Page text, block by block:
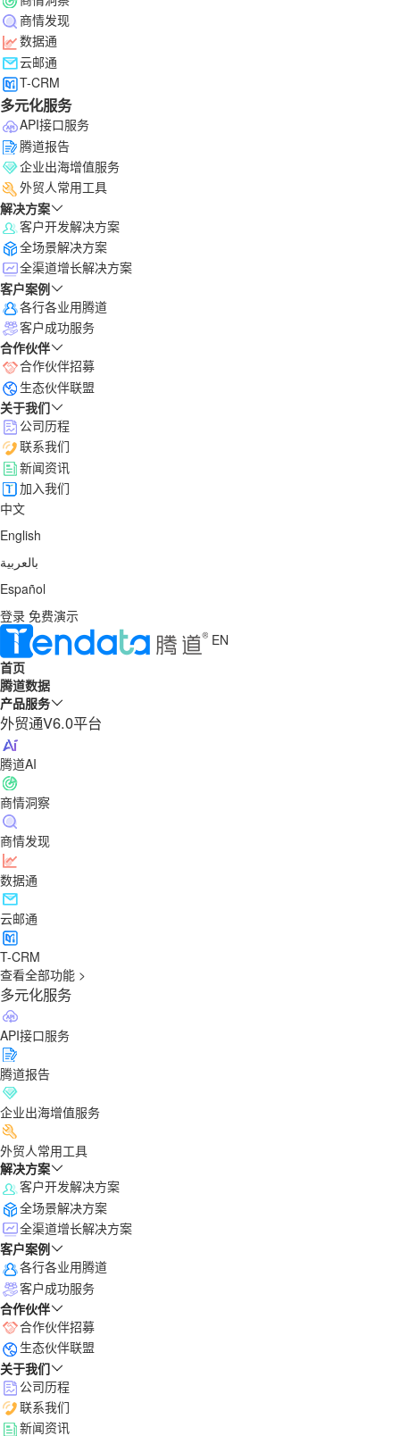
商情发现
数据通
云邮通
T-CRM
多元化服务
API接口服务
腾道报告
企业出海增值服务
外贸人常用工具
解决方案
客户开发解决方案
全场景解决方案
全渠道增长解决方案
客户案例
各行各业用腾道
客户成功服务
合作伙伴
合作伙伴招募
生态伙伴联盟
关于我们
公司历程
联系我们
新闻资讯
加入我们
中文
English
بالعربية
Español
登录 免费演示
EN
首页
腾道数据
产品服务
外贸通V6.0平台
腾道AI
商情洞察
商情发现
数据通
云邮通
T-CRM
查看全部功能 >
多元化服务
API接口服务
腾道报告
企业出海增值服务
外贸人常用工具
解决方案
客户开发解决方案
全场景解决方案
全渠道增长解决方案
客户案例
各行各业用腾道
客户成功服务
合作伙伴
合作伙伴招募
生态伙伴联盟
关于我们
公司历程
联系我们
新闻资讯